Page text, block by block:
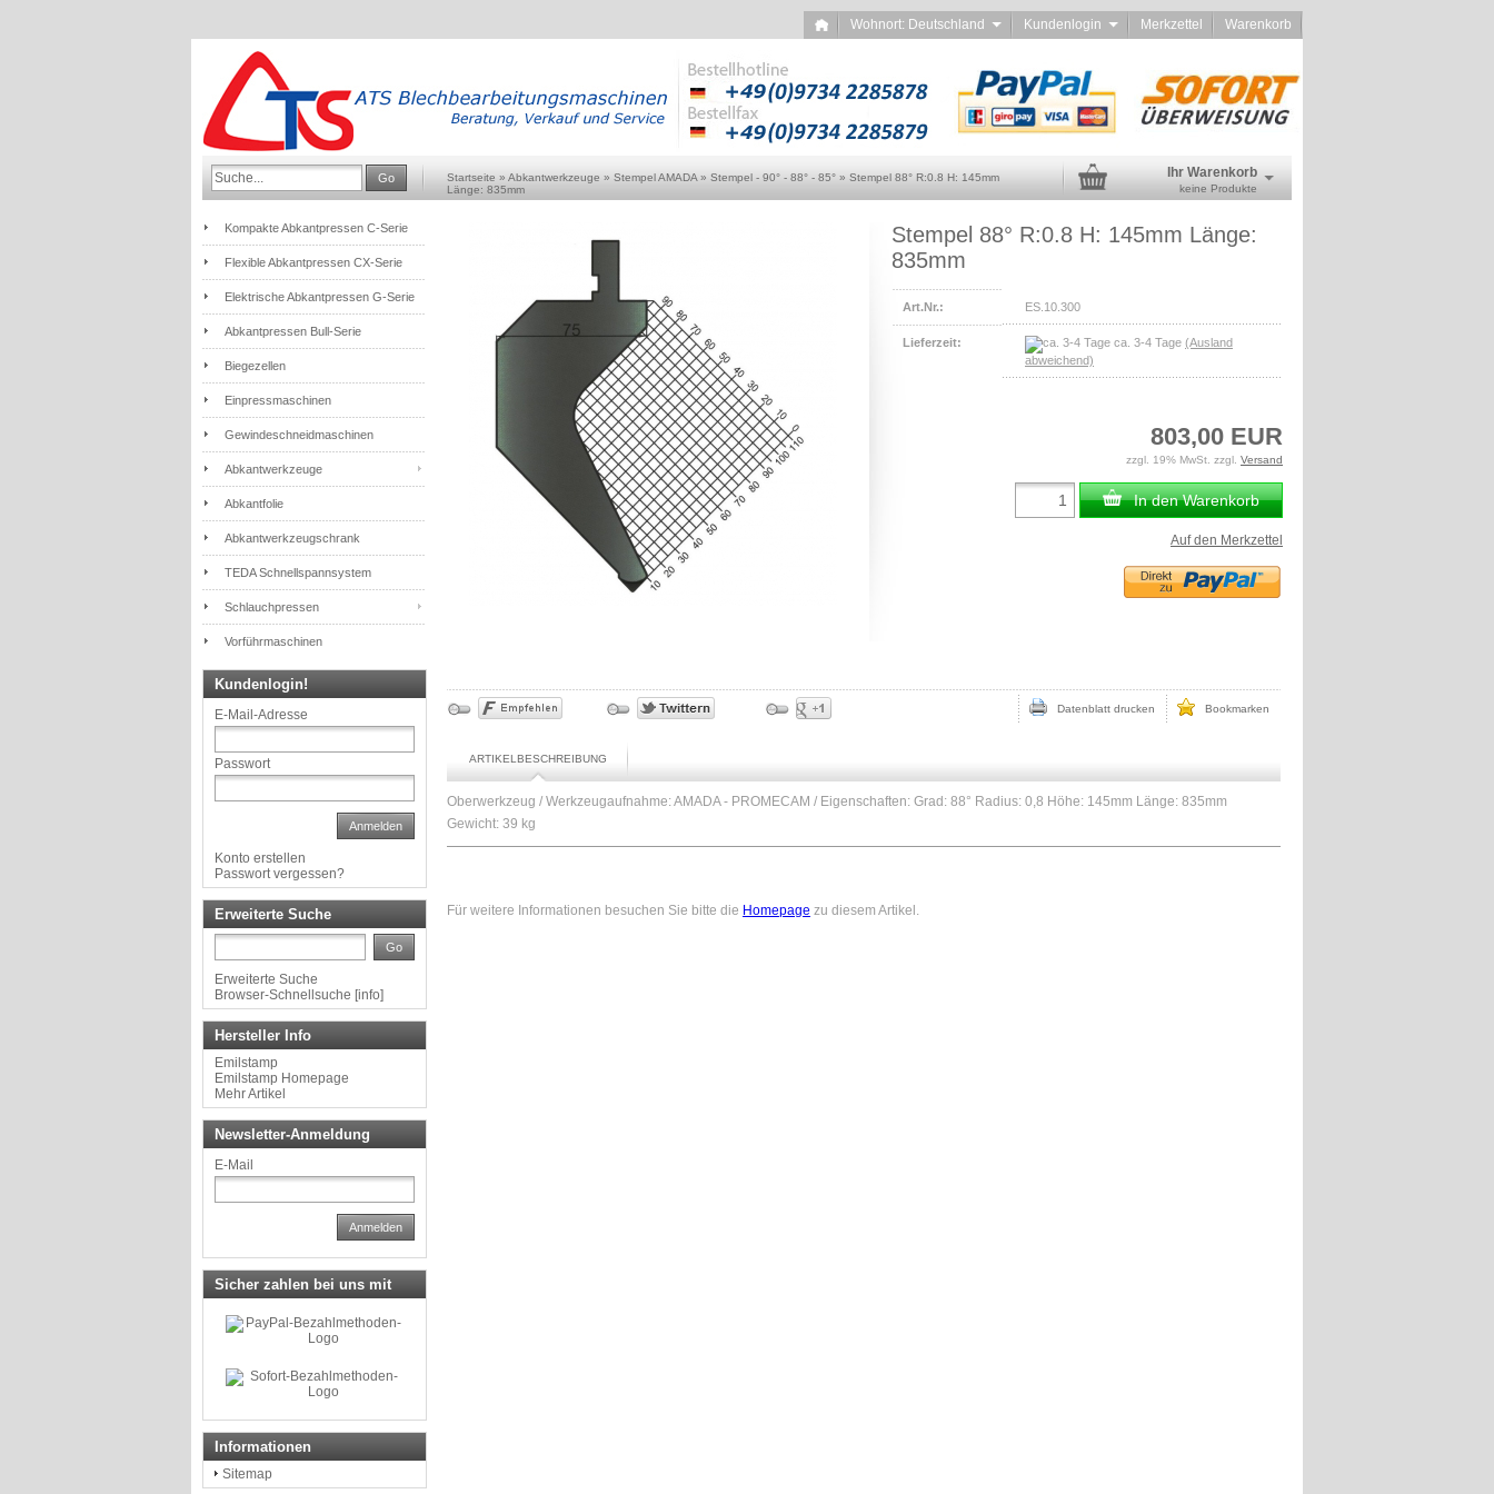
Wohnort: Deutschland Kundenlogin Merkzettel Warenkorb
Go Startseite » Abkantwerkzeuge » Stempel AMADA » Stempel - 90° - 88° - 85° » Stempel 88° R:0.8 H: 145mm
Länge: 835mm
Ihr Warenkorb
keine Produkte
Stempel 88° R:0.8 H: 145mm Länge:
835mm
Art.Nr.: ES.10.300
Lieferzeit: ca. 3-4 Tage (Ausland
abweichend)
803,00 EUR
zzgl. 19% MwSt. zzgl. Versand
In den Warenkorb
Auf den Merkzettel
Bookmarken
Datenblatt drucken
ARTIKELBESCHREIBUNG
Oberwerkzeug / Werkzeugaufnahme: AMADA - PROMECAM / Eigenschaften: Grad: 88° Radius: 0,8 Höhe: 145mm Länge: 835mm
Gewicht: 39 kg
Für weitere Informationen besuchen Sie bitte die Homepage zu diesem Artikel.
Kompakte Abkantpressen C-Serie
Flexible Abkantpressen CX-Serie
Elektrische Abkantpressen G-Serie
Abkantpressen Bull-Serie
Biegezellen
Einpressmaschinen
Gewindeschneidmaschinen
Abkantwerkzeuge
Abkantfolie
Abkantwerkzeugschrank
TEDA Schnellspannsystem
Schlauchpressen
Vorführmaschinen
Kundenlogin!
E-Mail-Adresse
Passwort
Anmelden
Konto erstellen
Passwort vergessen?
Erweiterte Suche
Go
Erweiterte Suche
Browser-Schnellsuche [info]
Hersteller Info
Emilstamp
Emilstamp Homepage
Mehr Artikel
Newsletter-Anmeldung
E-Mail
Anmelden
Sicher zahlen bei uns mit
Informationen
Sitemap